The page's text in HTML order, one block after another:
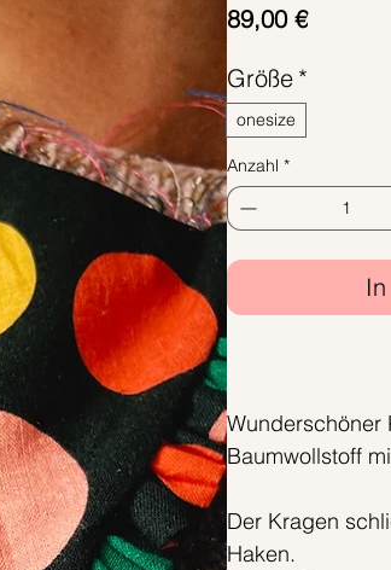
89,00 €Preis
Größe *
onesize
Anzahl *
Wunderschöner
Baumwollstoff
Der Kragen
Haken.